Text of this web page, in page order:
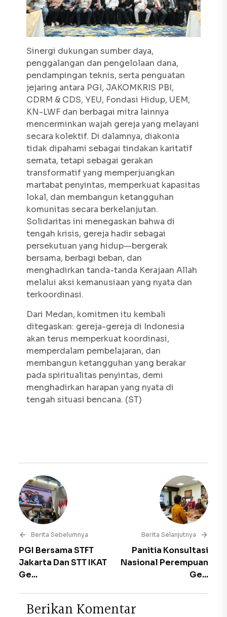
Sinergi dukungan sumber daya,
penggalangan dan pengelolaan dana,
pendampingan teknis, serta penguatan
jejaring antara PGI, JAKOMKRIS PBI,
CDRM & CDS, YEU, Fondasi Hidup, UEM,
KN-LWF dan berbagai mitra lainnya
mencerminkan wajah gereja yang melayani
secara kolektif. Di dalamnya, diakonia
tidak dipahami sebagai tindakan karitatif
semata, tetapi sebagai gerakan
transformatif yang memperjuangkan
martabat penyintas, memperkuat kapasitas
lokal, dan membangun ketangguhan
komunitas secara berkelanjutan.
Solidaritas ini menegaskan bahwa di
tengah krisis, gereja hadir sebagai
persekutuan yang hidup—bergerak
bersama, berbagi beban, dan
menghadirkan tanda-tanda Kerajaan Allah
melalui aksi kemanusiaan yang nyata dan
terkoordinasi.
Dari Medan, komitmen itu kembali
ditegaskan: gereja-gereja di Indonesia
akan terus memperkuat koordinasi,
memperdalam pembelajaran, dan
membangun ketangguhan yang berakar
pada spiritualitas penyintas, demi
menghadirkan harapan yang nyata di
tengah situasi bencana. (ST)
Berita Sebelumnya
PGI Bersama STFT
Jakarta Dan STT IKAT
Ge...
Berita Selanjutnya
Panitia Konsultasi
Nasional Perempuan
Ge...
Berikan Komentar